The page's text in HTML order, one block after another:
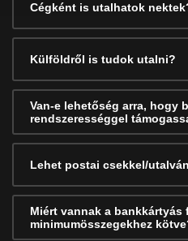
Cégként is utalhatok
Külföldről is tudok utalni?
Van-e lehetőség arra, hogy
rendszerességgel
Lehet postai csekkel/
Miért vannak a bankkártyás
minimumösszegekhez